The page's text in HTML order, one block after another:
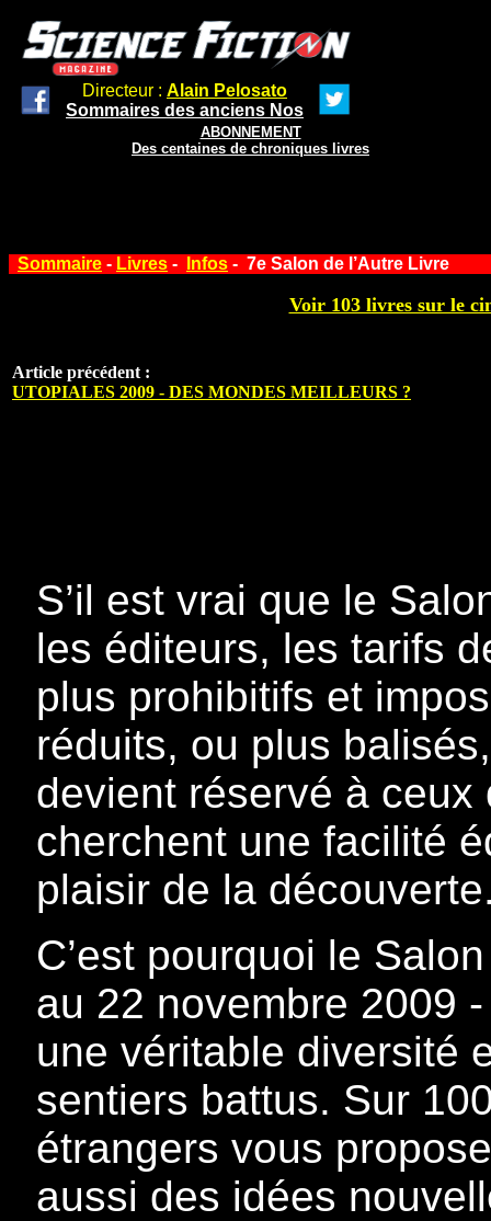
Directeur : Alain Pelosato
Sommaires des anciens Nos
ABONNEMENT
Des centaines de chroniques livres
Sommaire - Livres - Infos - 7e Salon de l’Autre Livre
Voir 103 livres sur le
Article précédent :
UTOPIALES 2009 - DES MONDES MEILLEURS ?
S’il est vrai que le
les éditeurs, les tarifs
plus prohibitifs et
réduits, ou plus
devient réservé à
cherchent une facilité
plaisir de la
C’est pourquoi le
au 22 novembre 2009
une véritable diversité
sentiers battus. Sur
étrangers vous
aussi des idées